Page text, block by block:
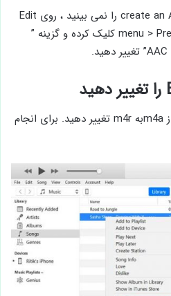
بعلاوه ، اگر گزینه create an AAC version را نمی بینید ، روی Edit
menu > Preferences > Import Settings کلیک کرده و گزینه ”
حالا باید پسوند آهنگ خود را از m4aبه m4r تغییر دهید. برای انجام